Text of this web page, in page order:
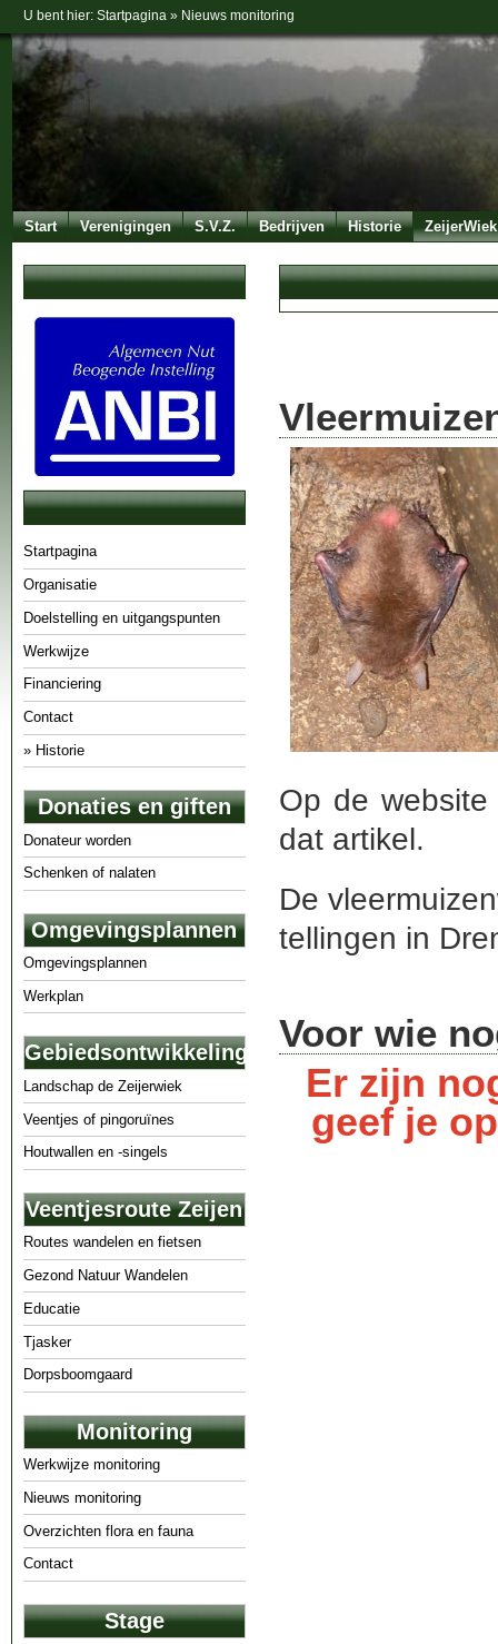
U bent hier: Startpagina » Nieuws monitoring
Start Verenigingen S.V.Z. Bedrijven Historie
Startpagina
Organisatie
Doelstelling en uitgangspunten
Werkwijze
Financiering
Contact
» Historie
Donaties en giften
Donateur worden
Schenken of nalaten
Omgevingsplannen
Omgevingsplannen
Werkplan
Gebiedsontwikkeling
Landschap de Zeijerwiek
Veentjes of pingoruïnes
Houtwallen en -singels
Veentjesroute Zeijen
Routes wandelen en fietsen
Gezond Natuur Wandelen
Educatie
Tjasker
Dorpsboomgaard
Monitoring
Werkwijze monitoring
Nieuws monitoring
Overzichten flora en fauna
Contact
Stage
Op de
dat artikel.
De
tellingen in
Voor wie
Er zijn
geef je